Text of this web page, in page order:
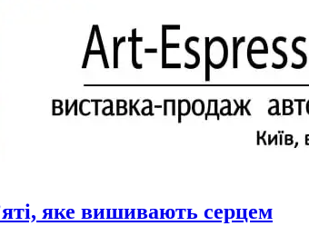
яке вишивають серцем